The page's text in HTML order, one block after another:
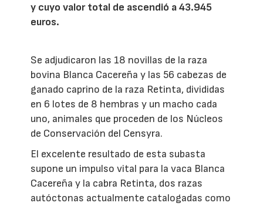
y cuyo valor total de ascendió a 43.945
euros.
Se adjudicaron las 18 novillas de la raza
bovina Blanca Cacereña y las 56 cabezas de
ganado caprino de la raza Retinta, divididas
en 6 lotes de 8 hembras y un macho cada
uno, animales que proceden de los Núcleos
de Conservación del Censyra.
El excelente resultado de esta subasta
supone un impulso vital para la vaca Blanca
Cacereña y la cabra Retinta, dos razas
autóctonas actualmente catalogadas como